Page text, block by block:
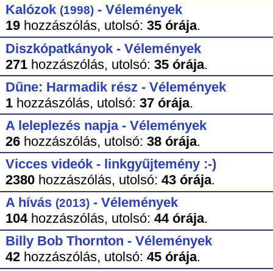
Kalózok (1998)- Vélemények
19hozzászólás, utolsó: 35 órája.
Diszkópatkányok - Vélemények
271hozzászólás, utolsó: 35 órája.
Dűne: Harmadik rész - Vélemények
1hozzászólás, utolsó: 37 órája.
A leleplezés napja - Vélemények
26hozzászólás, utolsó: 38 órája.
Vicces videók - linkgyűjtemény :-)
2380hozzászólás, utolsó: 43 órája.
A hívás (2013)- Vélemények
104hozzászólás, utolsó: 44 órája.
Billy Bob Thornton - Vélemények
42hozzászólás, utolsó: 45 órája.